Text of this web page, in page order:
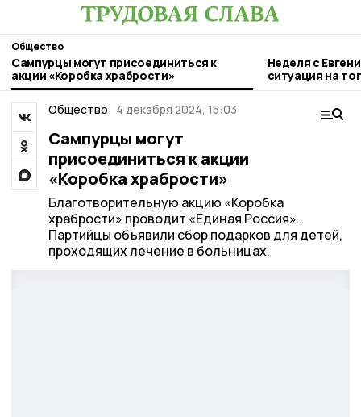
Общество
Сампурцы могут присоединиться к
акции «Коробка храбрости»
Неделя с
ситуация на
городе и
Общество
4 декабря 2024, 15:03
Сампурцы могут
присоединиться к акции
«Коробка храбрости»
Благотворительную акцию «Коробка
храбрости» проводит «Единая Россия».
Партийцы объявили сбор подарков для детей,
проходящих лечение в больницах.